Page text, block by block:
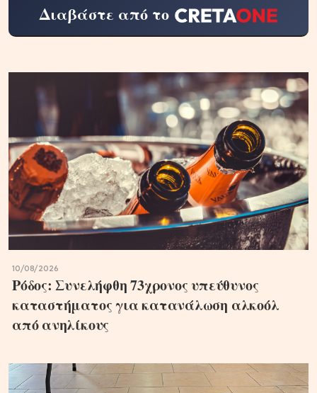
Διαβάστε από το
10/08/2026
Ρόδος: Συνελήφθη 73χρονος υπεύθυνος
καταστήματος για κατανάλωση αλκοόλ
από ανηλίκους